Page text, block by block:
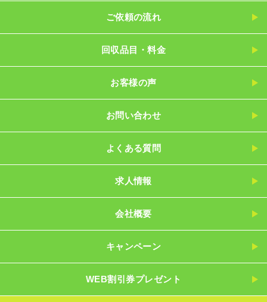
ご依頼の流れ
回収品目・料金
お客様の声
お問い合わせ
よくある質問
求人情報
会社概要
キャンペーン
WEB割引券プレゼント